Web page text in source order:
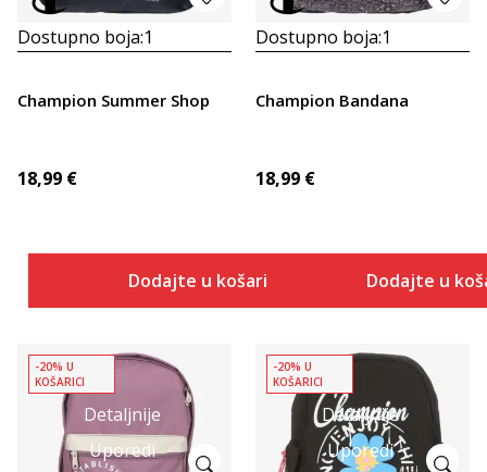
Dostupno boja:1
Champion Summer Shop
18,99 €
Dodajte u košaricu
Dostupno boja:1
Champion Bandana
18,99 €
Dodajte u
Detaljnije
Uporedi
-20% U
KOŠARICI
Detaljnije
Uporedi
-20% U
KOŠARICI